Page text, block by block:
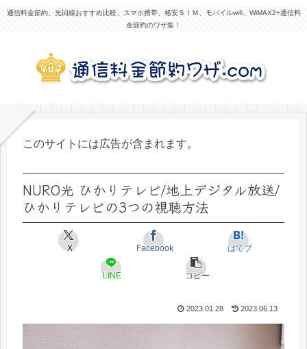
通信料金節約、光回線おすすめ比較、スマホ携帯、格安ＳＩＭ、モバイルwifi、WiMAX2+通信料
金節約のワザ集！
このサイトには広告が含まれます。
NURO光 ひかりテレビ/地上デジタル放送/
ひかりテレビの3つの視聴方法
X Facebook はてブ
LINE コピー
2023.01.28 2023.06.13